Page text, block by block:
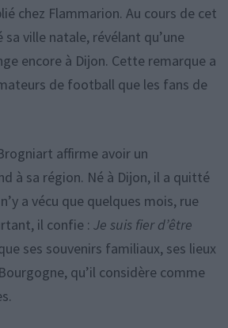
chez Flammarion. Au cours de cet
sa ville natale, révélant qu’une
encore à Dijon. Cette remarque a
de football que les fans de
affirme avoir un
à sa région. Né à Dijon, il a quitté
a vécu que quelques mois, rue
il confie : Je suis fier d’être
ses souvenirs familiaux, ses lieux
qu’il considère comme